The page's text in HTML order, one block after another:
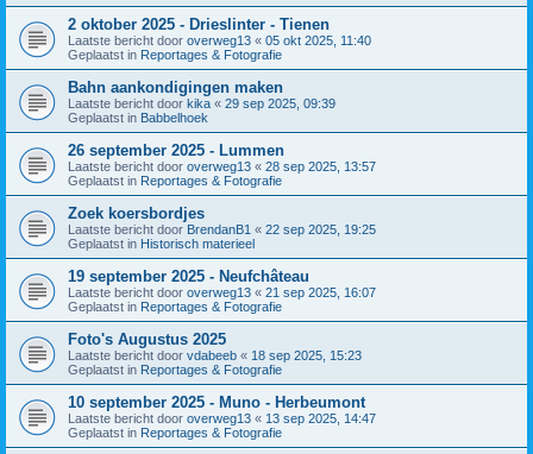
2 oktober 2025 - Drieslinter - Tienen
Laatste bericht door overweg13 « 05 okt 2025, 11:40
Geplaatst in Reportages & Fotografie
Bahn aankondigingen maken
Laatste bericht door kika « 29 sep 2025, 09:39
Geplaatst in Babbelhoek
26 september 2025 - Lummen
Laatste bericht door overweg13 « 28 sep 2025, 13:57
Geplaatst in Reportages & Fotografie
Zoek koersbordjes
Laatste bericht door BrendanB1 « 22 sep 2025, 19:25
Geplaatst in Historisch materieel
19 september 2025 - Neufchâteau
Laatste bericht door overweg13 « 21 sep 2025, 16:07
Geplaatst in Reportages & Fotografie
Foto's Augustus 2025
Laatste bericht door vdabeeb « 18 sep 2025, 15:23
Geplaatst in Reportages & Fotografie
10 september 2025 - Muno - Herbeumont
Laatste bericht door overweg13 « 13 sep 2025, 14:47
Geplaatst in Reportages & Fotografie